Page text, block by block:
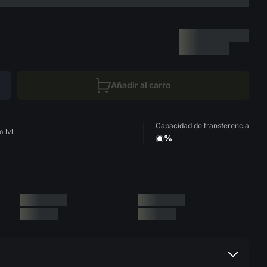
Añadir al carro
lvl:
Capacidad de transferencia
%